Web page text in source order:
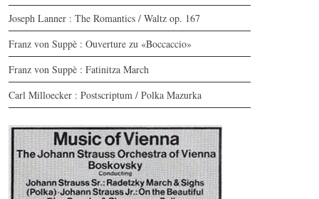
Joseph Lanner : The Romantics / Waltz op. 167
Franz von Suppè : Ouverture zu «Boccaccio»
Franz von Suppè : Fatinitza March
Carl Milloecker : Postscriptum / Polka Mazurka